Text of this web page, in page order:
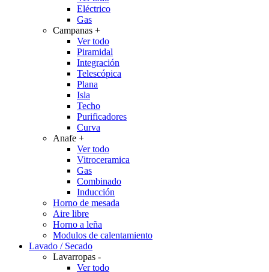
Eléctrico
Gas
Campanas +
Ver todo
Piramidal
Integración
Telescópica
Plana
Isla
Techo
Purificadores
Curva
Anafe +
Ver todo
Vitroceramica
Gas
Combinado
Inducción
Horno de mesada
Aire libre
Horno a leña
Modulos de calentamiento
Lavado / Secado
Lavarropas -
Ver todo